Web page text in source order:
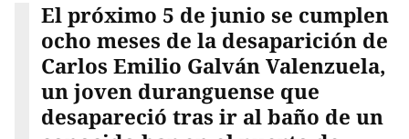
El próximo 5 de junio se cumplen
ocho meses de la desaparición de
Carlos Emilio Galván Valenzuela,
un joven duranguense que
desapareció tras ir al baño de un